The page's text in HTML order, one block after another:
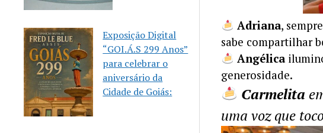
Exposição Digital
“GOI.Á.S 299 Anos”
para celebrar o
aniversário da
Cidade de Goiás:
Adriana,
sabe compartilhar
Angélica
generosidade.
Carmelita
uma voz que